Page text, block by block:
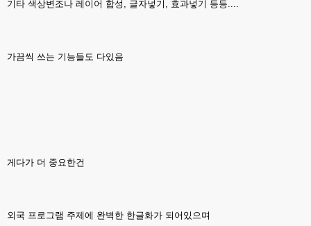
기타 색상변조나 레이어 합성, 글자넣기, 효과넣기 등등....
가끔씩 쓰는 기능들도 다있음
게다가 더 중요한건
외국 프로그램 주제에 완벽한 한글화가 되어있으며